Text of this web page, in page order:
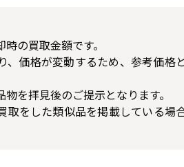
の買取金額です。
、価格が変動するため、参考価格と
を拝見後のご提示となります。
取をした類似品を掲載している場